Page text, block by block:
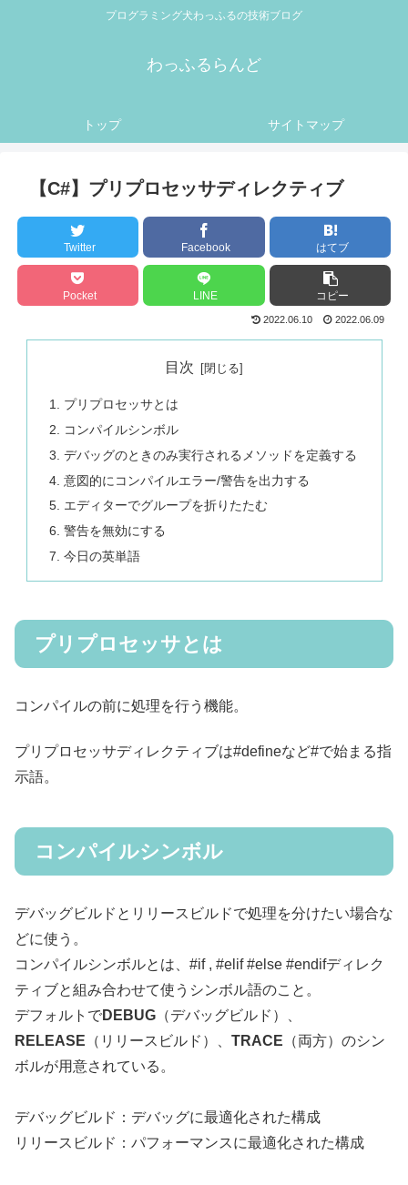
プログラミング犬わっふるの技術ブログ
わっふるらんど
トップ サイトマップ
【C#】プリプロセッサディレクティブ
Twitter Facebook はてブ
Pocket LINE コピー
2022.06.10 2022.06.09
目次
プリプロセッサとは
コンパイルシンボル
デバッグのときのみ実行されるメソッドを定義する
意図的にコンパイルエラー/警告を出力する
エディターでグループを折りたたむ
警告を無効にする
今日の英単語
プリプロセッサとは
コンパイルの前に処理を行う機能。
プリプロセッサディレクティブは#defineなど#で始まる指
示語。
コンパイルシンボル
デバッグビルドとリリースビルドで処理を分けたい場合な
どに使う。
コンパイルシンボルとは、#if , #elif #else #endifディレク
ティブと組み合わせて使うシンボル語のこと。
デフォルトでDEBUG （デバッグビルド）、
RELEASE （リリースビルド）、 TRACE （両方）のシン
ボルが用意されている。
デバッグビルド：デバッグに最適化された構成
リリースビルド：パフォーマンスに最適化された構成